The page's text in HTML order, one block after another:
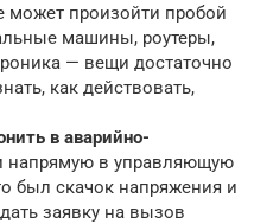
может произойти пробой
машины, роутеры,
— вещи достаточно
как действовать,
в аварийно-
напрямую в управляющую
был скачок напряжения и
заявку на вызов